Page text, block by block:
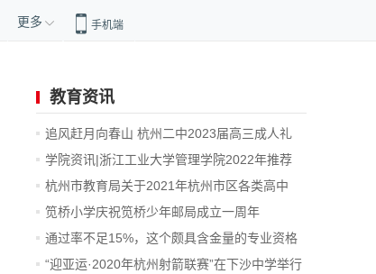
更多 手机端
教育资讯
追风赶月向春山 杭州二中2023届高三成人礼
暨...
学院资讯|浙江工业大学管理学院2022年推荐
免...
杭州市教育局关于2021年杭州市区各类高中
招...
笕桥小学庆祝笕桥少年邮局成立一周年
通过率不足15%，这个颇具含金量的专业资格
考...
“迎亚运·2020年杭州射箭联赛”在下沙中学举行